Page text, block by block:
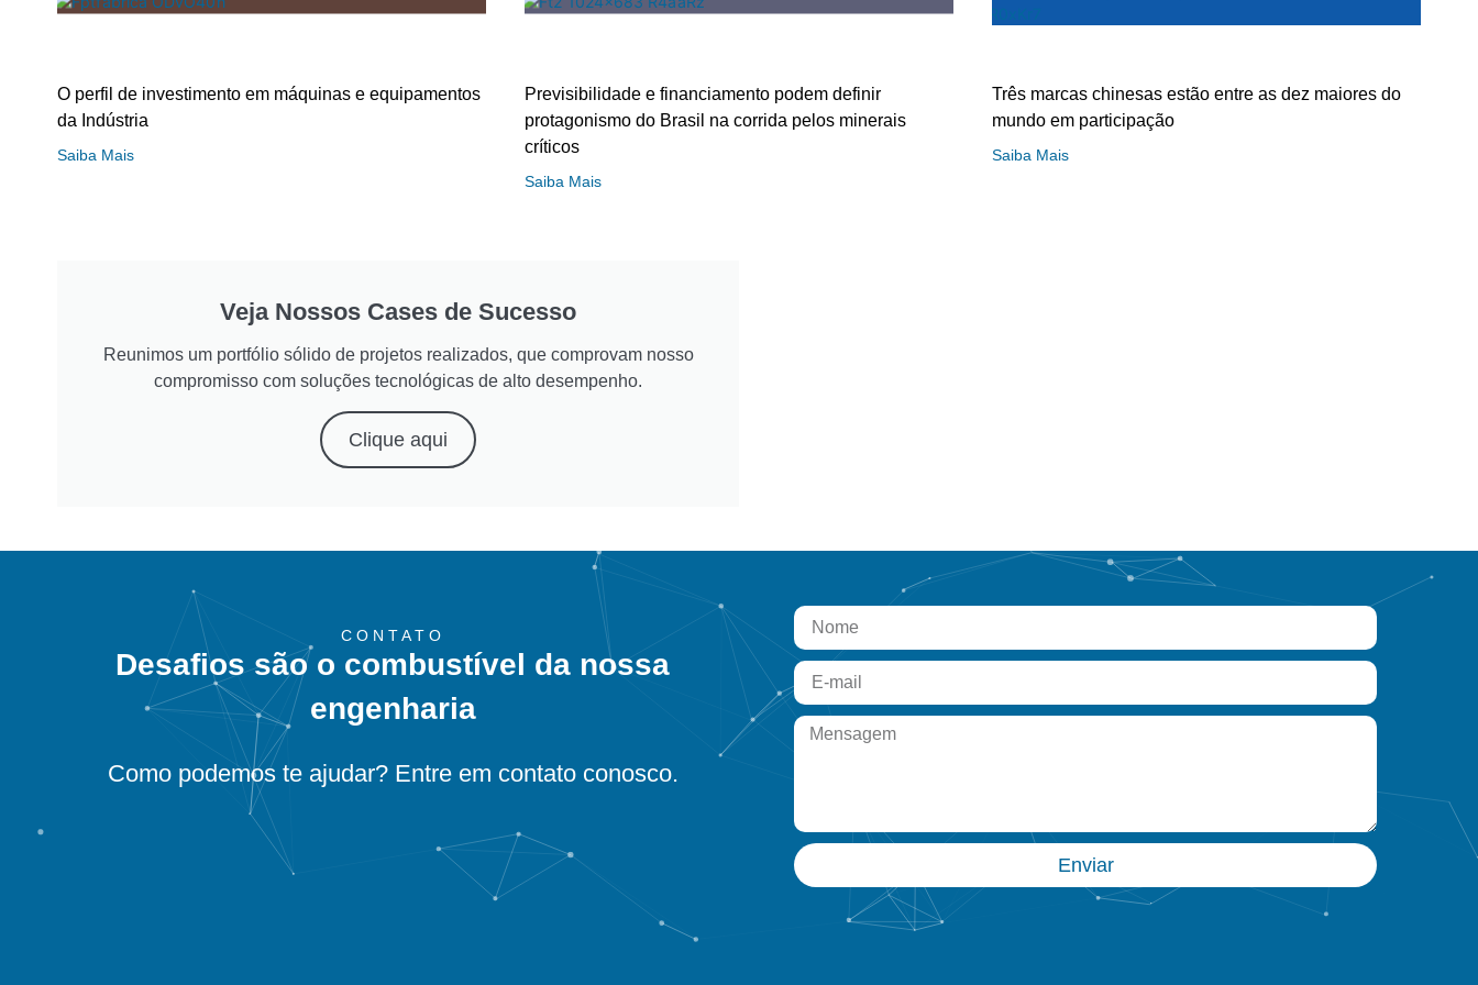
O perfil de investimento em máquinas e equipamentos
da Indústria
Saiba Mais
Previsibilidade e financiamento podem definir
protagonismo do Brasil na corrida pelos minerais
críticos
Saiba Mais
Três marcas chinesas estão entre as dez maiores do
mundo em participação
Saiba Mais
Veja Nossos Cases de Sucesso
Reunimos um portfólio sólido de projetos realizados, que comprovam nosso
compromisso com soluções tecnológicas de alto desempenho.
Clique aqui
CONTATO
Desafios são o combustível da nossa
engenharia
Como podemos te ajudar? Entre em contato conosco.
Enviar